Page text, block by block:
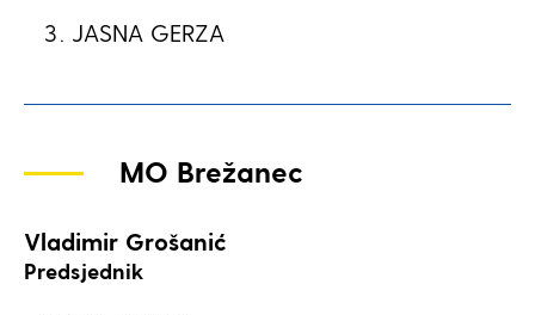
JASNA GERZA
MO Brežanec
Vladimir Grošanić
Predsjednik